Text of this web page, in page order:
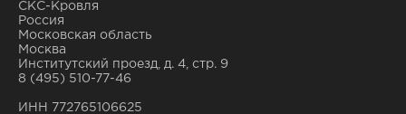
СКС-Кровля
Россия
Московская область
Москва
Институтский проезд, д. 4, стр. 9
8 (495) 510-77-46
ИНН 772765106625